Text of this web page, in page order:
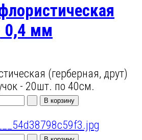
0,4 мм
(герберная, друт)
- 20шт. по 40см.